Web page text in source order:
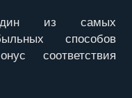
один из самых
способов
соответствия